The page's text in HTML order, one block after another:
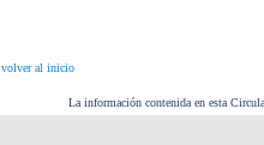
volver al inicio
La información contenida en esta